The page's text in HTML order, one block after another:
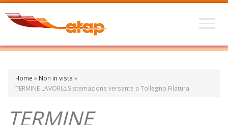
Home » Non in vista »
TERMINE LAVORI⚠️Sistemazione versante a Tollegno Filatura
TERMINE